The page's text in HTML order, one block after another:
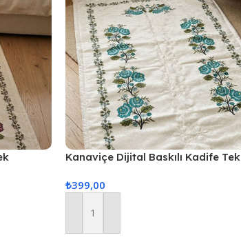
Kanaviçe Dijital Baskılı Kadife Tek
₺399,00
Sepete Ekle